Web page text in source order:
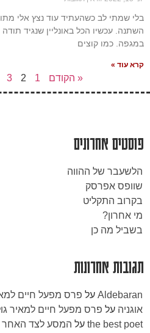
פוסטים אחרונים
הלשעבר של ההווה
שוופס אפרסק
בקרוב התקליט
מי אחרון?
בשביל מה כן
תגובות אחרונות
Aldebaran על פרס מפעל חיים
אוגניה על פרס מפעל חיים למאיר
the best poet על המסע לצד האחר
בלי שמתי לב כשהעתיד עוד נצץ אלי
השתנה. עכשיו הכל באונליין שנגיד
במגפה. כמו קוצים
קרא עוד »
« הקודם 1
2
3